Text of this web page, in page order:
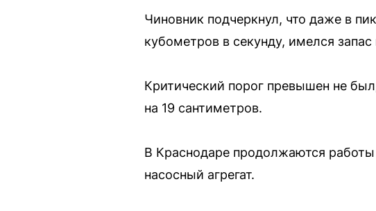
Чиновник подчеркнул, что даже в
кубометров в секунду, имелся
Критический порог превышен не
на 19 сантиметров.
В Краснодаре продолжаются
насосный агрегат.